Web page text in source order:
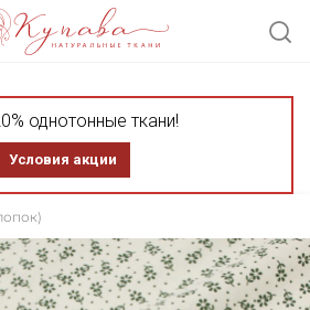
однотонные ткани!
Условия акции